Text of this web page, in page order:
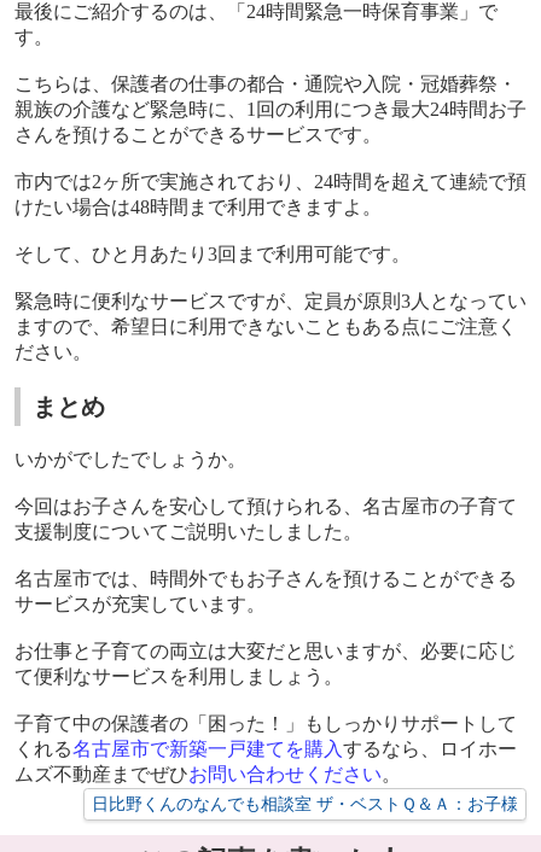
最後にご紹介するのは、「 24時間緊急一時保育事業」で
す。
こちらは、保護者の仕事の都合・通院や入院・冠婚葬祭・
親族の介護など緊急時に、 1 回の利用につき最大24時間お子
さんを預けることができるサービスです。
市内では2ヶ所で実施されており、 24時間を超えて連続で預
けたい場合は48時間まで利用できますよ。
そして、ひと月あたり 3回まで利用可能です。
緊急時に便利なサービスですが、定員が原則 3人となってい
ますので、希望日に利用できないこともある点にご注意く
ださい。
まとめ
いかがでしたでしょうか。
今回はお子さんを安心して預けられる、名古屋市の子育て
支援制度についてご説明いたしました。
名古屋市では、時間外でもお子さんを預けることができる
サービスが充実しています。
お仕事と子育ての両立は大変だと思いますが、必要に応じ
て便利なサービスを利用しましょう。
子育て中の保護者の「困った！」もしっかりサポートして
くれる名古屋市で新築一戸建てを購入するなら、ロイホー
ムズ不動産までぜひお問い合わせください。
日比野くんのなんでも相談室 ザ・ベストＱ＆Ａ：お子様